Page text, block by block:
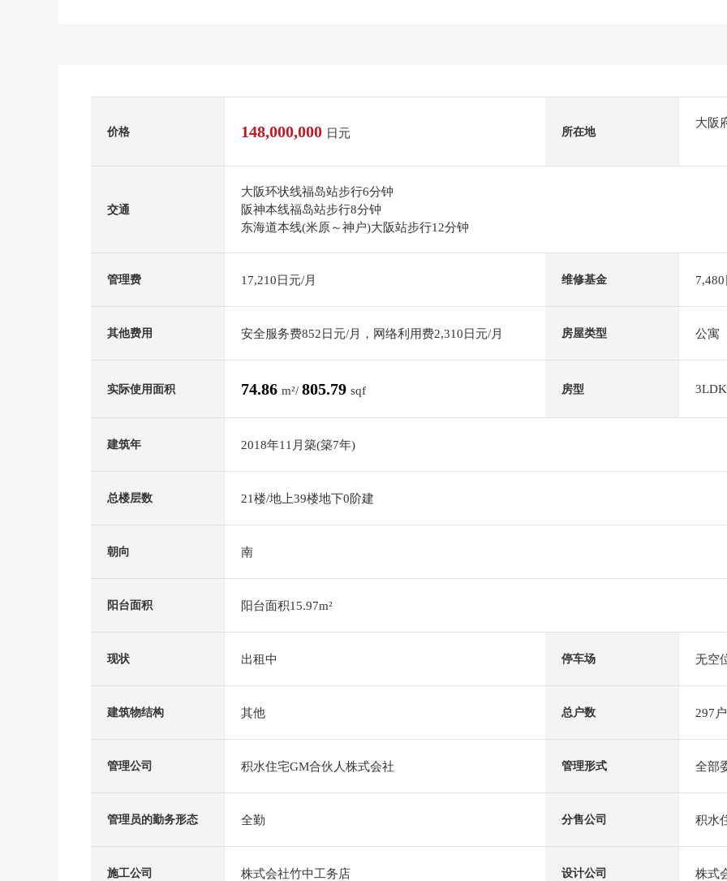
价格 148,000,000 日元 所在地
大阪
交通
大阪环状线福岛站步行6分钟
阪神本线福岛站步行8分钟
东海道本线(米原～神户)大阪站步行12分钟
管理费 17,210日元/月 维修基金
其他费用 安全服务费852日元/月，网络利用费2,310日元/月 房屋类型 公寓
实际使用面积 74.86 m²/ 805.79 sqf 房型 3LDK
建筑年 2018年11月築(築7年)
总楼层数 21楼/地上39楼地下0阶建
朝向 南
阳台面积 阳台面积15.97m²
现状 出租中 停车场 无空
建筑物结构 其他 总户数 297户
管理公司 积水住宅GM合伙人株式会社 管理形式 全部
管理员的勤务形态 全勤 分售公司 积水
施工公司 株式会社竹中工务店 设计公司 株式